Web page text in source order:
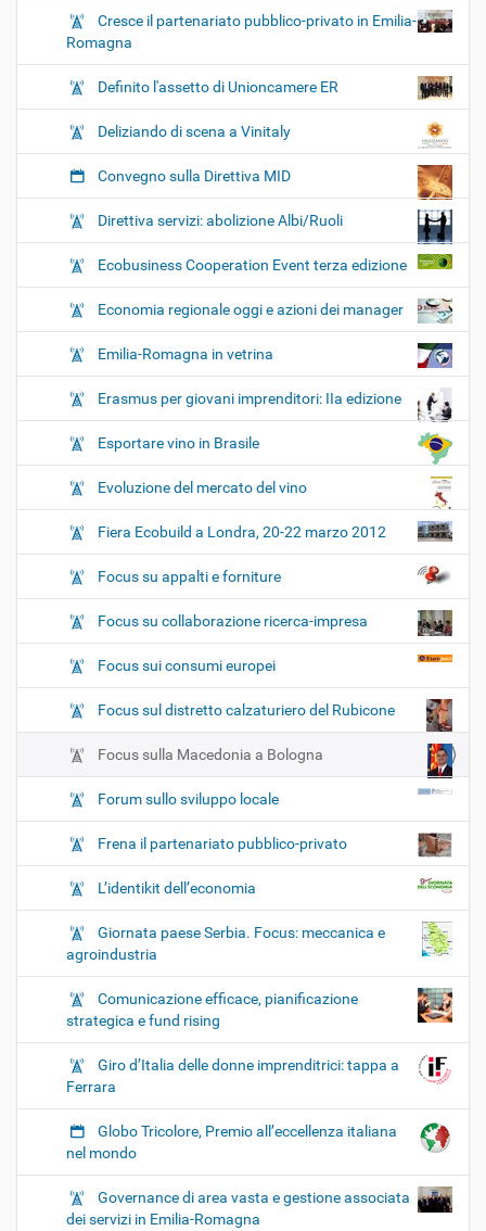
Cresce il partenariato pubblico-privato in Emilia-
Romagna
Definito l'assetto di Unioncamere ER
Deliziando di scena a Vinitaly
Convegno sulla Direttiva MID
Direttiva servizi: abolizione Albi/Ruoli
Ecobusiness Cooperation Event terza edizione
Economia regionale oggi e azioni dei manager
Emilia-Romagna in vetrina
Erasmus per giovani imprenditori: IIa edizione
Esportare vino in Brasile
Evoluzione del mercato del vino
Fiera Ecobuild a Londra, 20-22 marzo 2012
Focus su appalti e forniture
Focus su collaborazione ricerca-impresa
Focus sui consumi europei
Focus sul distretto calzaturiero del Rubicone
Focus sulla Macedonia a Bologna
Forum sullo sviluppo locale
Frena il partenariato pubblico-privato
L’identikit dell’economia
Giornata paese Serbia. Focus: meccanica e
agroindustria
Comunicazione efficace, pianificazione
strategica e fund rising
Giro d’Italia delle donne imprenditrici: tappa a
Ferrara
Globo Tricolore, Premio all’eccellenza italiana
nel mondo
Governance di area vasta e gestione associata
dei servizi in Emilia-Romagna